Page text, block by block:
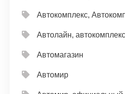
Автокомплекс,
Автолайн, автокомплекс
Автомагазин
Автомир